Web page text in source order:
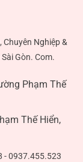
Chuyên Nghiệp &
Gòn. Com.
Phạm Thế
Thế Hiển,
0937.455.523